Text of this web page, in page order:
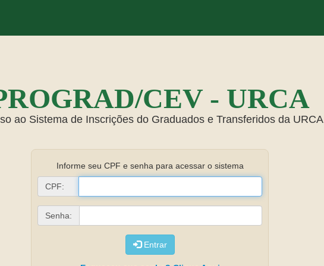
CEV - URCA
ao Sistema de Inscrições do Graduados e Transferidos da URCA
Informe seu CPF e senha para acessar o sistema
CPF:
Senha:
Entrar